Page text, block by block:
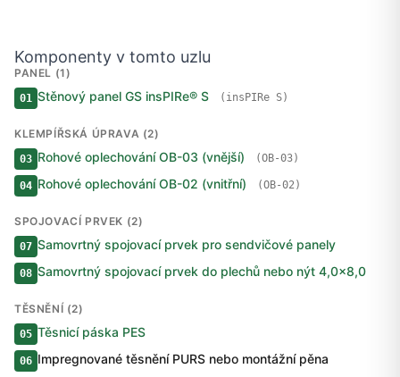
Komponenty v tomto uzlu
PANEL (1)
01 Stěnový panel GS insPIRe® S (insPIRe S)
KLEMPÍŘSKÁ ÚPRAVA (2)
03 Rohové oplechování OB-03 (vnější) (OB-03)
04 Rohové oplechování OB-02 (vnitřní) (OB-02)
SPOJOVACÍ PRVEK (2)
07 Samovrtný spojovací prvek pro sendvičové panely
08 Samovrtný spojovací prvek do plechů nebo nýt 4,0×8,0
TĚSNĚNÍ (2)
05 Těsnicí páska PES
06 Impregnované těsnění PURS nebo montážní pěna